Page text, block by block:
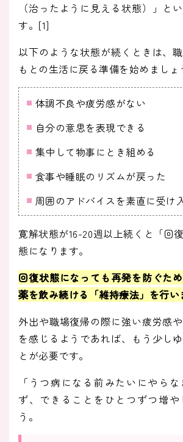
（治ったように見える状態）」と
す。[1]
以下のような状態が続くときは、
もとの生活に戻る準備を始めましょ
体調不良や疲労感がない
自分の意思を表現できる
集中して物事にとき組める
食事や睡眠のリズムが戻った
周囲のアドバイスを素直に受け
寛解状態が16-20週以上続くと「回
態になります。
回復状態になっても再発を防ぐた
薬を飲み続ける「維持療法」を行い
外出や職場復帰の際に強い疲労感
を感じるようであれば、もう少し
とが必要です。
「うつ病になる前みたいにやら
ず、できることをひとつずつ増や
う。